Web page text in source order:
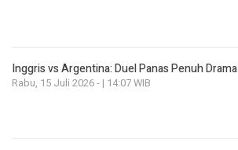
Inggris vs Argentina: Duel Panas Penuh Drama
Rabu, 15 Juli 2026 - | 14:07 WIB